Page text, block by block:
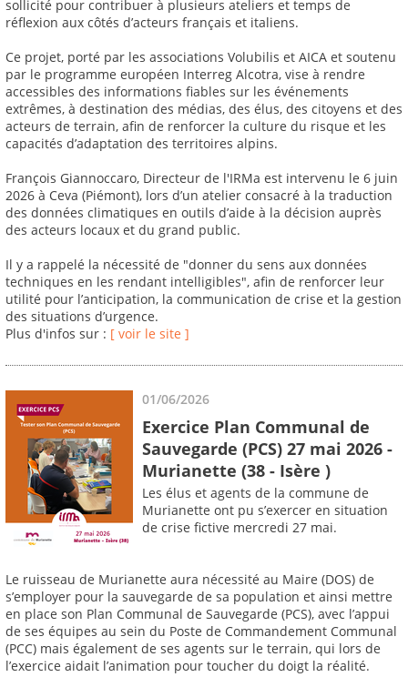
sollicité pour contribuer à plusieurs ateliers et temps de
réflexion aux côtés d’acteurs français et italiens.
Ce projet, porté par les associations Volubilis et AICA et soutenu
par le programme européen Interreg Alcotra, vise à rendre
accessibles des informations fiables sur les événements
extrêmes, à destination des médias, des élus, des citoyens et des
acteurs de terrain, afin de renforcer la culture du risque et les
capacités d’adaptation des territoires alpins.
François Giannoccaro, Directeur de l'IRMa est intervenu le 6 juin
2026 à Ceva (Piémont), lors d’un atelier consacré à la traduction
des données climatiques en outils d’aide à la décision auprès
des acteurs locaux et du grand public.
Il y a rappelé la nécessité de "donner du sens aux données
techniques en les rendant intelligibles", afin de renforcer leur
utilité pour l’anticipation, la communication de crise et la gestion
des situations d’urgence.
Plus d'infos sur : [ voir le site ]
01/06/2026
Exercice Plan Communal de
Sauvegarde (PCS) 27 mai 2026 -
Murianette (38 - Isère )
Les élus et agents de la commune de
Murianette ont pu s’exercer en situation
de crise fictive mercredi 27 mai.
Le ruisseau de Murianette aura nécessité au Maire (DOS) de
s’employer pour la sauvegarde de sa population et ainsi mettre
en place son Plan Communal de Sauvegarde (PCS), avec l’appui
de ses équipes au sein du Poste de Commandement Communal
(PCC) mais également de ses agents sur le terrain, qui lors de
l’exercice aidait l’animation pour toucher du doigt la réalité.